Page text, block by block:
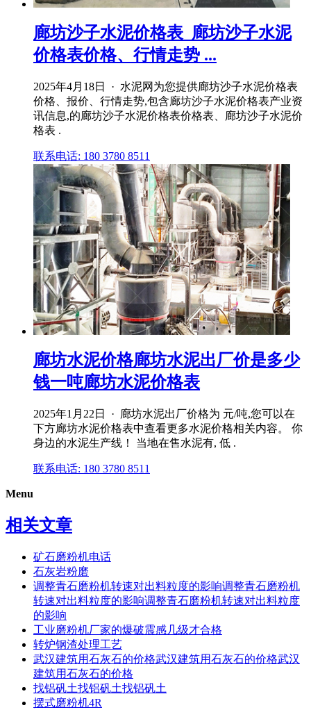
廊坊沙子水泥价格表_廊坊沙子水泥
价格表价格、行情走势 ...
2025年4月18日 · 水泥网为您提供廊坊沙子水泥价格表
价格、报价、行情走势,包含廊坊沙子水泥价格表产业资
讯信息,的廊坊沙子水泥价格表价格表、廊坊沙子水泥价
格表 .
联系电话: 180 3780 8511
廊坊水泥价格廊坊水泥出厂价是多少
钱一吨廊坊水泥价格表
2025年1月22日 · 廊坊水泥出厂价格为 元/吨,您可以在
下方廊坊水泥价格表中查看更多水泥价格相关内容。 你
身边的水泥生产线！ 当地在售水泥有, 低 .
联系电话: 180 3780 8511
Menu
相关文章
矿石磨粉机电话
石灰岩粉磨
调整青石磨粉机转速对出料粒度的影响调整青石磨粉机
转速对出料粒度的影响调整青石磨粉机转速对出料粒度
的影响
工业磨粉机厂家的爆破震感几级才合格
转炉钢渣处理工艺
武汉建筑用石灰石的价格武汉建筑用石灰石的价格武汉
建筑用石灰石的价格
找铝矾土找铝矾土找铝矾土
摆式磨粉机4R